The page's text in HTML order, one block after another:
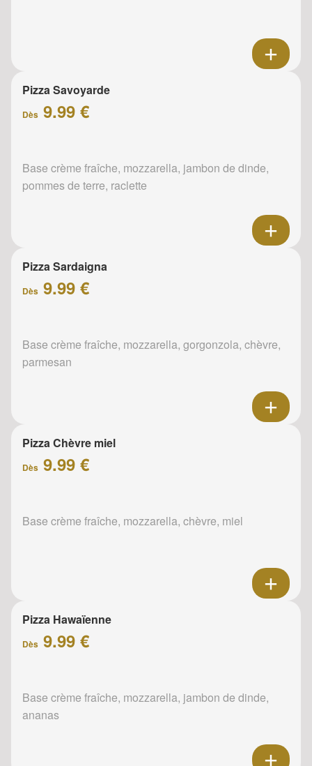
Pizza Savoyarde
Dès 9.99 €
Base crème fraîche, mozzarella, jambon de dinde,
pommes de terre, raclette
Pizza Sardaigna
Dès 9.99 €
Base crème fraîche, mozzarella, gorgonzola, chèvre,
parmesan
Pizza Chèvre miel
Dès 9.99 €
Base crème fraîche, mozzarella, chèvre, miel
Pizza Hawaïenne
Dès 9.99 €
Base crème fraîche, mozzarella, jambon de dinde,
ananas